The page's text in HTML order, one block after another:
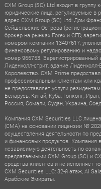
CXM Group (SC) Ltd входит в группу
юридические лица, регулируемые в
адрес CXM Group (SC) Ltd: Дом
Сейшельские Острова
брокер на рынках Forex и CFD,
номером компании 13407617,
финансовому регулированию и
номер 966753.
Лиденхолл-стрит, здание
Королевство. CXM Prime
профессиональным клиентам или
не предоставляет услуги
Беларусь, Китай, Куба, Гонконг,
Россия, Сомали, Судан, Украина,
Компания CXM Securities LLC
(CMA) на основании лицензии №
осуществления деятельности по
и финансовых продуктов. Компания
независимую деятельность по
предлагаемыми CXM Group (SC) и
средства клиентов и не исполняет
CXM Securities LLC: 32-й этаж, Al
Арабские Эмираты.